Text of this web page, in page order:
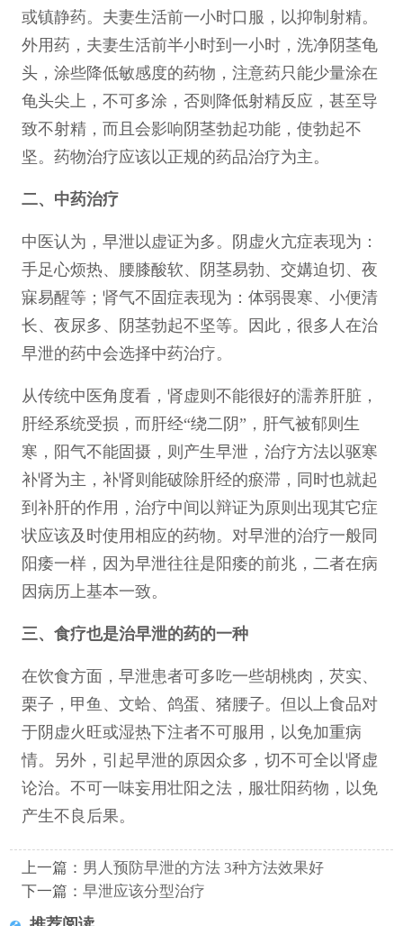
或镇静药。夫妻生活前一小时口服，以抑制射精。
外用药，夫妻生活前半小时到一小时，洗净阴茎龟
头，涂些降低敏感度的药物，注意药只能少量涂在
龟头尖上，不可多涂，否则降低射精反应，甚至导
致不射精，而且会影响阴茎勃起功能，使勃起不
坚。药物治疗应该以正规的药品治疗为主。
二、中药治疗
中医认为，早泄以虚证为多。阴虚火亢症表现为：
手足心烦热、腰膝酸软、阴茎易勃、交媾迫切、夜
寐易醒等；肾气不固症表现为：体弱畏寒、小便清
长、夜尿多、阴茎勃起不坚等。因此，很多人在治
早泄的药中会选择中药治疗。
从传统中医角度看，肾虚则不能很好的濡养肝脏，
肝经系统受损，而肝经“绕二阴”，肝气被郁则生
寒，阳气不能固摄，则产生早泄，治疗方法以驱寒
补肾为主，补肾则能破除肝经的瘀滞，同时也就起
到补肝的作用，治疗中间以辩证为原则出现其它症
状应该及时使用相应的药物。对早泄的治疗一般同
阳痿一样，因为早泄往往是阳痿的前兆，二者在病
因病历上基本一致。
三、食疗也是治早泄的药的一种
在饮食方面，早泄患者可多吃一些胡桃肉，芡实、
栗子，甲鱼、文蛤、鸽蛋、猪腰子。但以上食品对
于阴虚火旺或湿热下注者不可服用，以免加重病
情。另外，引起早泄的原因众多，切不可全以肾虚
论治。不可一味妄用壮阳之法，服壮阳药物，以免
产生不良后果。
上一篇： 男人预防早泄的方法 3种方法效果好
下一篇： 早泄应该分型治疗